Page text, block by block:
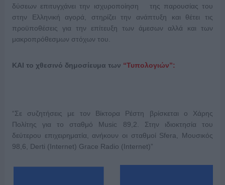
δύσεων επιτυγχάνει την ισχυροποίηση της παρουσίας του
στην Ελληνική αγορά, στηρίζει την ανάπτυξη και θέτει τις
προϋποθέσεις για την επίτευξη των άμεσων αλλά και των
μακροπρόθεσμων στόχων του.
ΚΑΙ το χθεσινό δημοσίευμα των “Τυπολογιών”:
“Σε συζητήσεις με τον Βίκτορα Ρέστη βρίσκεται ο Χάρης
Πολίτης για το σταθμό Music 89,2. Στην ιδιοκτησία του
δεύτερου επιχειρηματία, ανήκουν οι σταθμοί Sfera, Μουσικός
98,6, Derti (Internet) Grace Radio (Internet)”